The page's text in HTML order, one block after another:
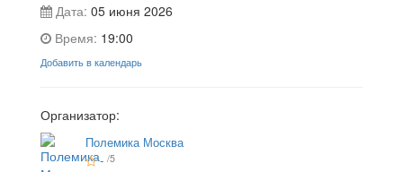
Дата: 05 июня 2026
Время: 19:00
Добавить в календарь
Организатор:
Полемика Москва
- /5